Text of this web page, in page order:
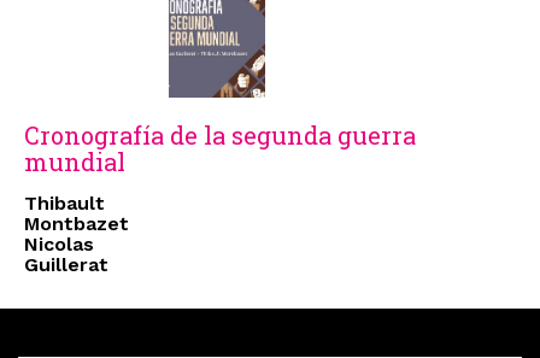
Cronografía de la segunda guerra
mundial
Thibault
Montbazet
Nicolas
Guillerat